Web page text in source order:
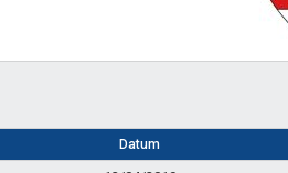
Datum